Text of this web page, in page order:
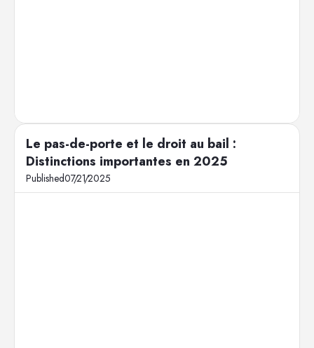
Le pas-de-porte et le droit au bail :
Distinctions importantes en 2025
Published07/21/2025